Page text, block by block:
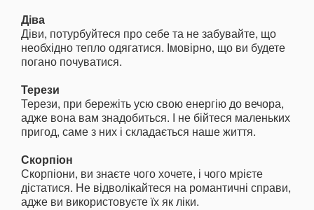
Діва
Діви, потурбуйтеся про себе та не забувайте, що
необхідно тепло одягатися. Імовірно, що ви будете
погано почуватися.
Терези
Терези, при бережіть усю свою енергію до вечора,
адже вона вам знадобиться. І не бійтеся маленьких
пригод, саме з них і складається наше життя.
Скорпіон
Скорпіони, ви знаєте чого хочете, і чого мрієте
дістатися. Не відволікайтеся на романтичні справи,
адже ви використовуєте їх як ліки.